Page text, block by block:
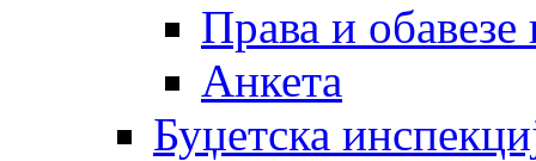
Права и
Анкета
Буџетска